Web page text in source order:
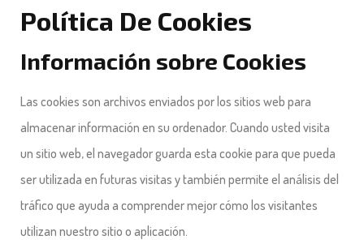
Política De Cookies
Información sobre Cookies
Las cookies son archivos enviados por los sitios web para
almacenar información en su ordenador. Cuando usted visita
un sitio web, el navegador guarda esta cookie para que pueda
ser utilizada en futuras visitas y también permite el análisis del
tráfico que ayuda a comprender mejor cómo los visitantes
utilizan nuestro sitio o aplicación.